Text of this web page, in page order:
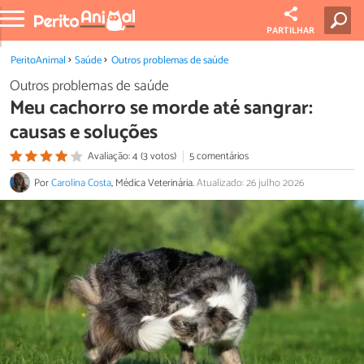
PARTILHAR
PeritoAnimal Saúde Outros problemas de saúde
Outros problemas de saúde
Meu cachorro se morde até sangrar:
causas e soluções
Avaliação: 4 (3 votos)
5 comentários
PorCarolina Costa, Médica Veterinária.Atualizado: 26 julho 2026